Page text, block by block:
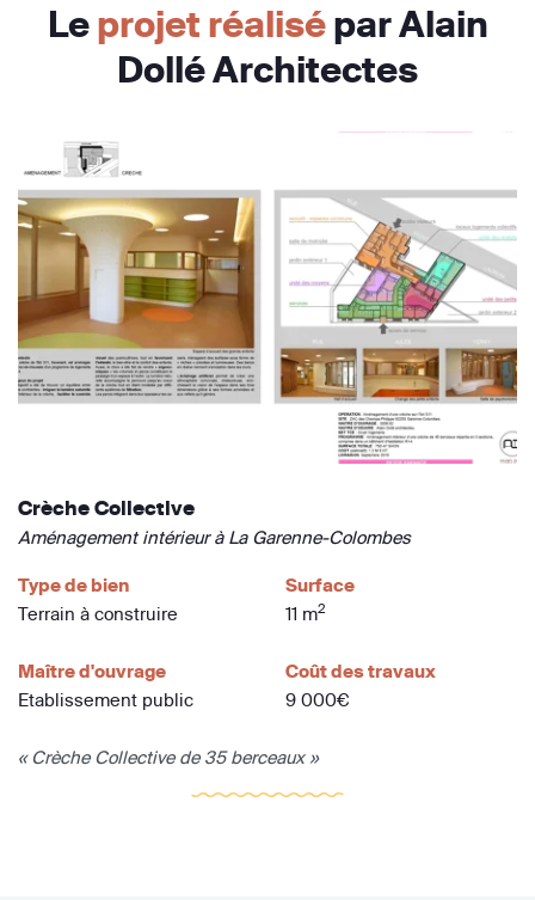
Leprojet réalisépar Alain
Dollé Architectes
Crèche Collective
Aménagement intérieur à La Garenne-Colombes
Type de bien
Terrain à construire
Surface
11 m2
Maître d'ouvrage
Etablissement public
Coût des travaux
9 000€
« Crèche Collective de 35 berceaux »